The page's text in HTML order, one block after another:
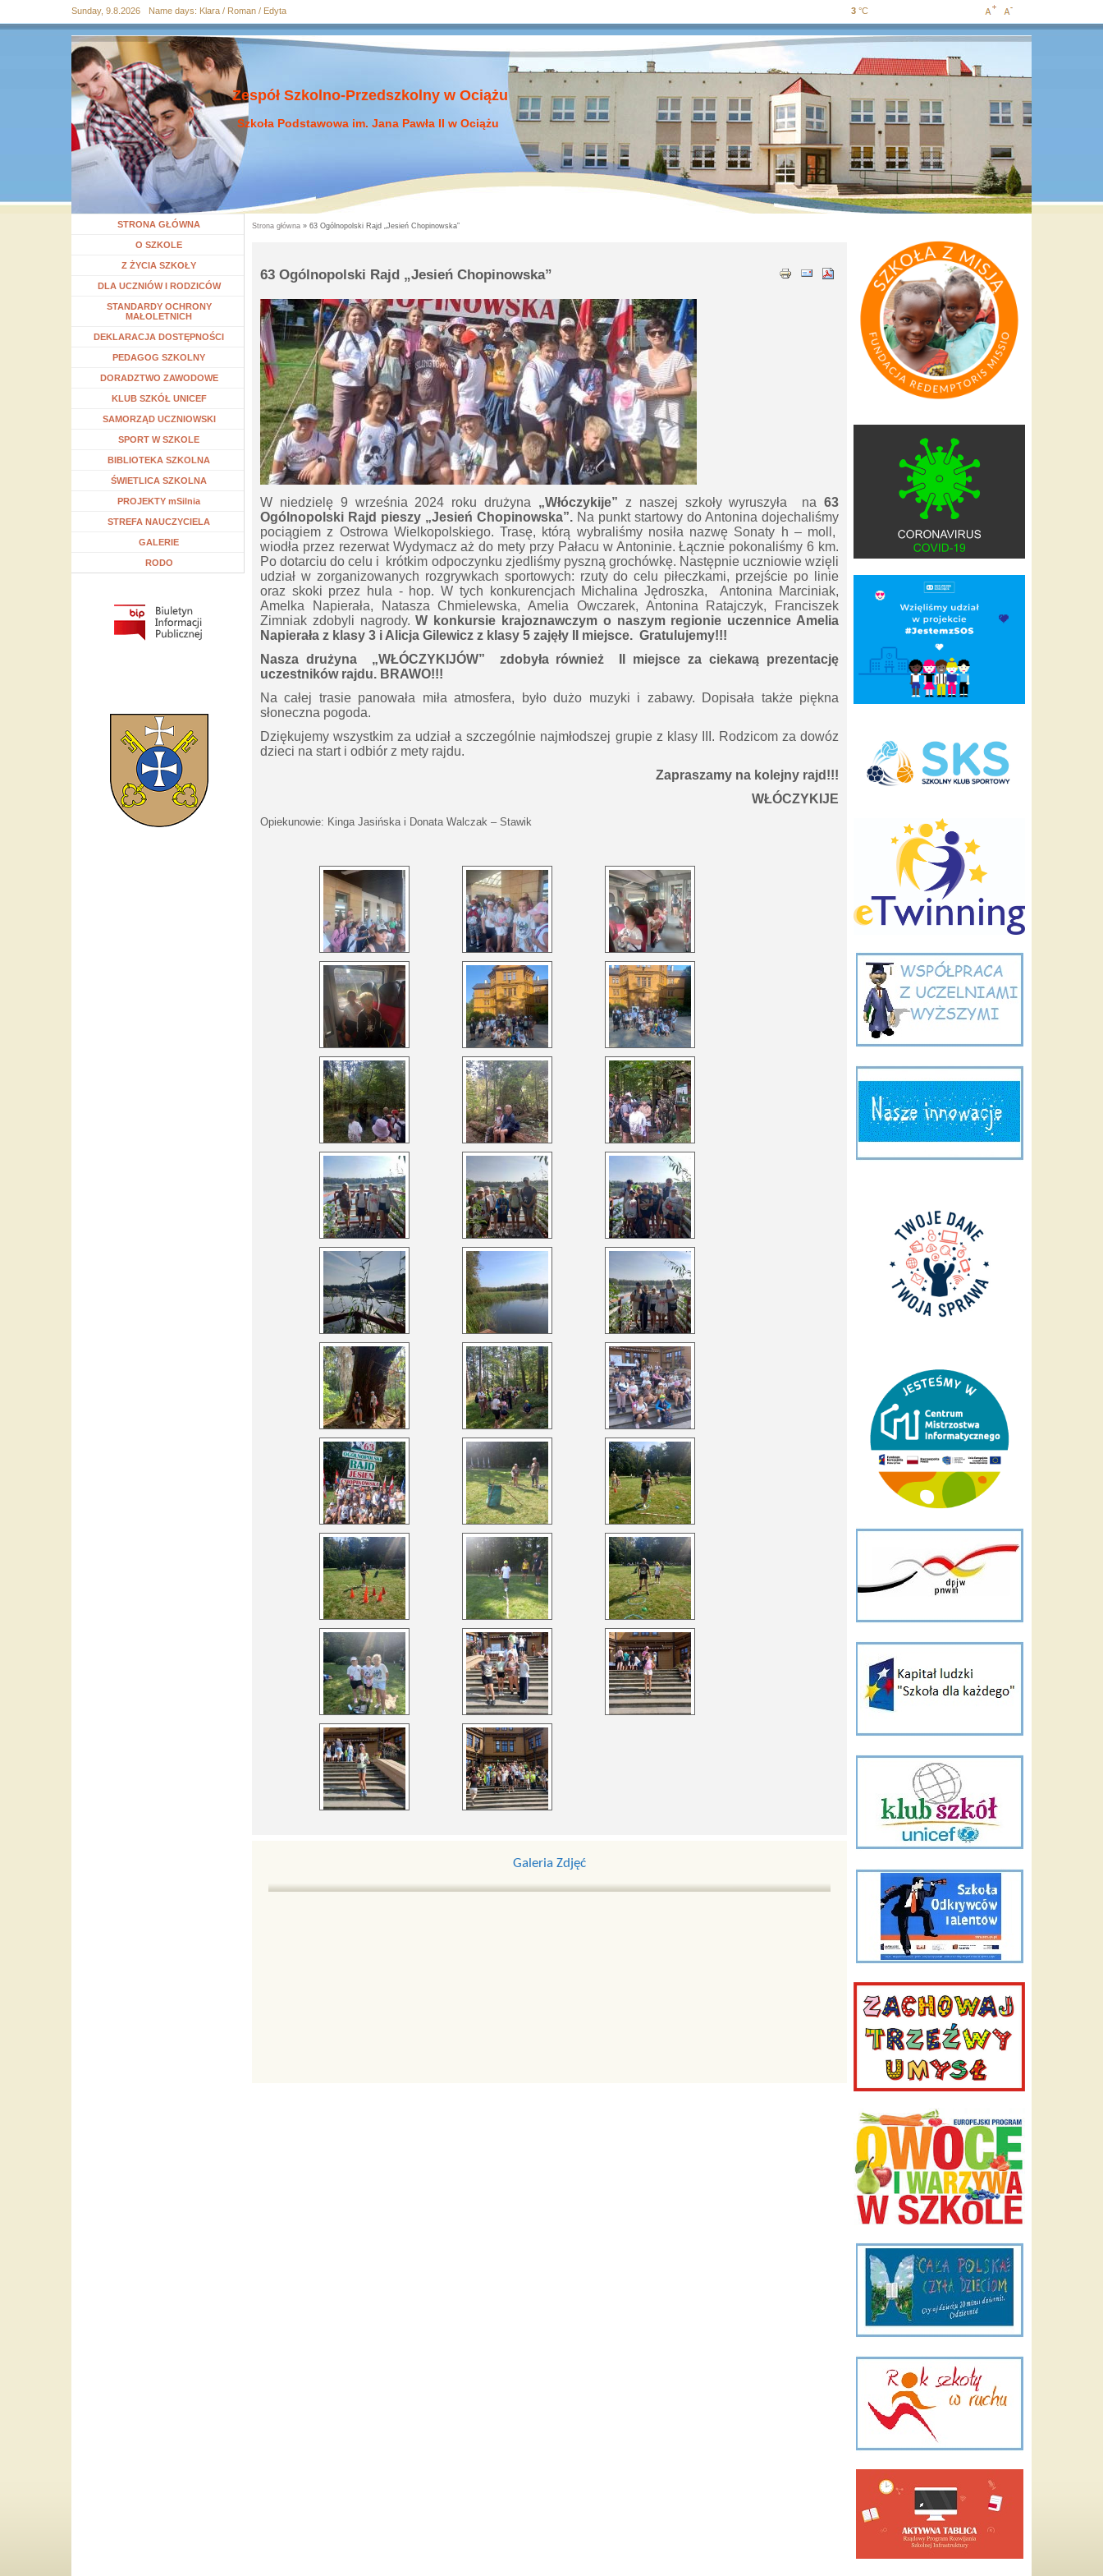
Przejdź
Przejdź do
wyszukiwania
Przejdź
Przejdź
Przejdź
Sunday, 9.8.2026 Name days: Klara / Roman / Edyta 3 °C Increase
font size
Decrease
font size
Zespół Szkolno-Przedszkolny w Ociążu
Szkoła Podstawowa im. Jana Pawła II w Ociążu
STRONA GŁÓWNA
Rozwiń menu
O SZKOLE
Rozwiń menu
Z ŻYCIA SZKOŁY
Rozwiń menu
DLA UCZNIÓW I RODZICÓW
STANDARDY OCHRONY
MAŁOLETNICH
DEKLARACJA DOSTĘPNOŚCI
Rozwiń menu
PEDAGOG SZKOLNY
Rozwiń menu
DORADZTWO ZAWODOWE
Rozwiń menu
KLUB SZKÓŁ UNICEF
Rozwiń menu
SAMORZĄD UCZNIOWSKI
Rozwiń menu
SPORT W SZKOLE
Rozwiń menu
BIBLIOTEKA SZKOLNA
Rozwiń menu
ŚWIETLICA SZKOLNA
Rozwiń menu
PROJEKTY mSilnia
Rozwiń menu
STREFA NAUCZYCIELA
GALERIE
RODO
Strona główna » 63 Ogólnopolski Rajd „Jesień Chopinowska”
63 Ogólnopolski Rajd „Jesień Chopinowska”
W niedzielę 9 września 2024 roku drużyna „Włóczykije” z naszej szkoły wyruszyła na 63
Ogólnopolski Rajd pieszy „Jesień Chopinowska”. Na punkt startowy do Antonina dojechaliśmy
pociągiem z Ostrowa Wielkopolskiego. Trasę, którą wybraliśmy nosiła nazwę Sonaty h – moll,
wiodła przez rezerwat Wydymacz aż do mety przy Pałacu w Antoninie. Łącznie pokonaliśmy 6 km.
Po dotarciu do celu i krótkim odpoczynku zjedliśmy pyszną grochówkę. Następnie uczniowie wzięli
udział w zorganizowanych rozgrywkach sportowych: rzuty do celu piłeczkami, przejście po linie
oraz skoki przez hula - hop. W tych konkurencjach Michalina Jędroszka, Antonina Marciniak,
Amelka Napierała, Natasza Chmielewska, Amelia Owczarek, Antonina Ratajczyk, Franciszek
Zimniak zdobyli nagrody.W konkursie krajoznawczym o naszym regionie uczennice Amelia
Napierała z klasy 3 i Alicja Gilewicz z klasy 5 zajęły II miejsce. Gratulujemy!!!
Nasza drużyna „WŁÓCZYKIJÓW” zdobyła również II miejsce za ciekawą prezentację
uczestników rajdu. BRAWO!!!
Na całej trasie panowała miła atmosfera, było dużo muzyki i zabawy. Dopisała także piękna
słoneczna pogoda.
Dziękujemy wszystkim za udział a szczególnie najmłodszej grupie z klasy III. Rodzicom za dowóz
dzieci na start i odbiór z mety rajdu.
Zapraszamy na kolejny rajd!!!
WŁÓCZYKIJE
Opiekunowie: Kinga Jasińska i Donata Walczak – Stawik
Galeria Zdjęć